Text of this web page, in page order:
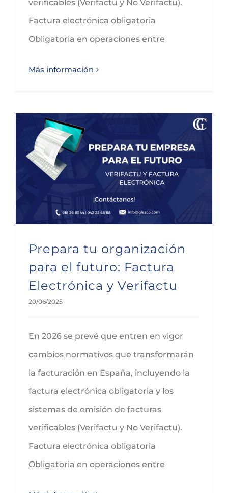
verificables (Verifactu y No Verifactu).
Factura electrónica obligatoria
Obligatoria en operaciones entre
Más información
Prepara tu organización
para el futuro: Factura
Electrónica y Verifactu
20/06/2025
En 2026 se prevé que entren en vigor
cambios normativos que transformarán
la facturación en España, incluyendo la
factura electrónica obligatoria y los
sistemas de emisión de facturas
verificables (Verifactu y No Verifactu).
Factura electrónica obligatoria
Obligatoria en operaciones entre